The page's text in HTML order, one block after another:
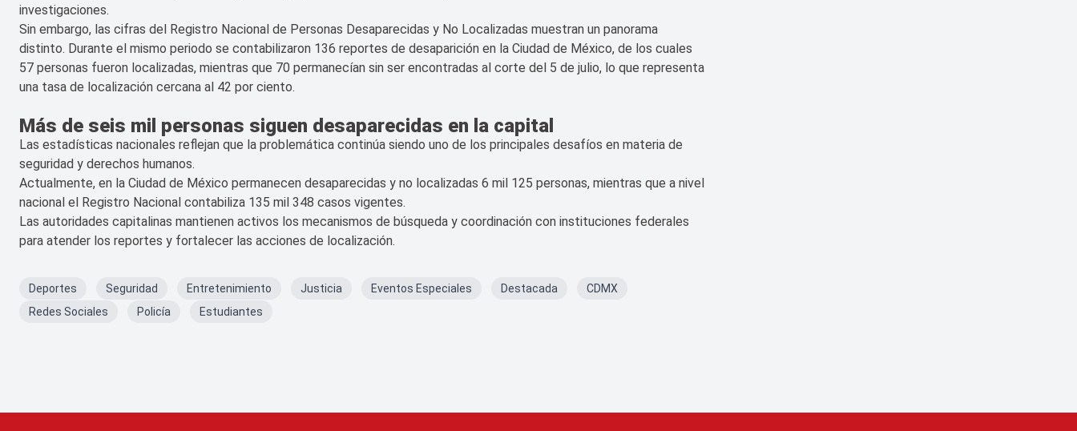
investigaciones.
Sin embargo, las cifras del Registro Nacional de Personas Desaparecidas y No Localizadas muestran un panorama
distinto. Durante el mismo periodo se contabilizaron 136 reportes de desaparición en la Ciudad de México, de los cuales
57 personas fueron localizadas, mientras que 70 permanecían sin ser encontradas al corte del 5 de julio, lo que representa
una tasa de localización cercana al 42 por ciento.
Más de seis mil personas siguen desaparecidas en la capital
Las estadísticas nacionales reflejan que la problemática continúa siendo uno de los principales desafíos en materia de
seguridad y derechos humanos.
Actualmente, en la Ciudad de México permanecen desaparecidas y no localizadas 6 mil 125 personas, mientras que a nivel
nacional el Registro Nacional contabiliza 135 mil 348 casos vigentes.
Las autoridades capitalinas mantienen activos los mecanismos de búsqueda y coordinación con instituciones federales
para atender los reportes y fortalecer las acciones de localización.
Deportes Seguridad Entretenimiento Justicia Eventos Especiales Destacada
CDMX
Redes Sociales
Policía Estudiantes